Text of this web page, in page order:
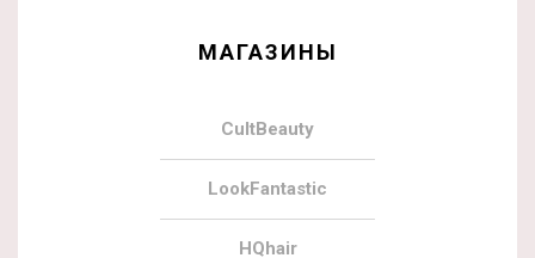
МАГАЗИНЫ
CultBeauty
LookFantastic
HQhair